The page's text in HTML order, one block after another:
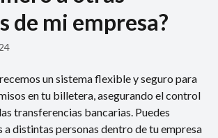
de mi empresa?
un sistema flexible y seguro para
en tu billetera, asegurando el control
transferencias bancarias. Puedes
distintas personas dentro de tu empresa